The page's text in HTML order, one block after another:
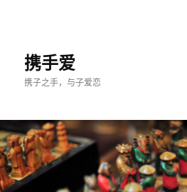
携手爱
携子之手，与子爱恋